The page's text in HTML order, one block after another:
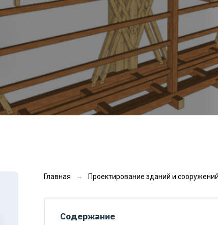
Главная Проектирование зданий и сооружений
Содержание